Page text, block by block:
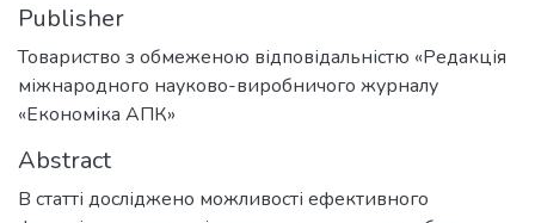
Publisher
Товариство з обмеженою відповідальністю «Редакція
міжнародного науково-виробничого журналу
«Економіка АПК»
Abstract
В статті досліджено можливості ефективного